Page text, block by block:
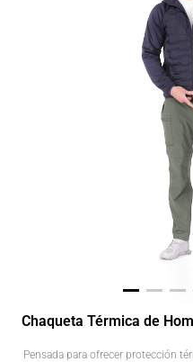
Chaqueta Térmica de
Pensada para ofrecer protección